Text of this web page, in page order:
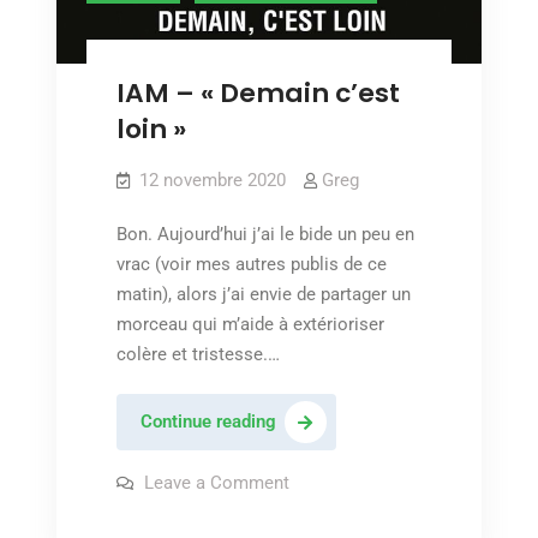
IAM – « Demain c’est
loin »
12 novembre 2020 Greg
Bon. Aujourd’hui j’ai le bide un peu en
vrac (voir mes autres publis de ce
matin), alors j’ai envie de partager un
morceau qui m’aide à extérioriser
colère et tristesse.…
Continue readingIAM
–
« Demain
Leave a Commenton